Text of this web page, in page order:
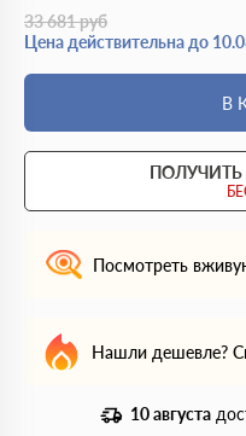
33 681руб
Цена действительна до
В
Посмотреть
Нашли дешевле?
10 августа